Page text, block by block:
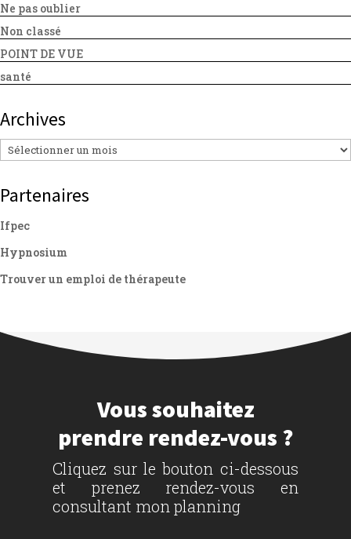
Ne pas oublier
Non classé
POINT DE VUE
santé
Archives
Archives
Partenaires
Ifpec
Hypnosium
Trouver un emploi de thérapeute
Vous souhaitez
prendre rendez-vous ?
Cliquez sur le bouton ci-dessous
et prenez rendez-vous en
consultant mon planning